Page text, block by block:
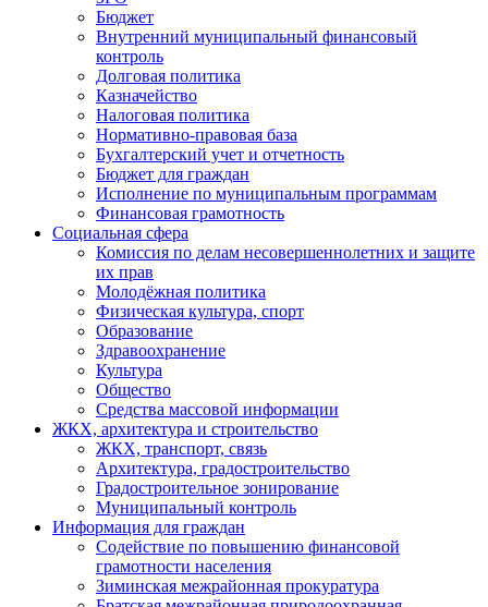
Бюджет
Внутренний муниципальный финансовый
контроль
Долговая политика
Казначейство
Налоговая политика
Нормативно-правовая база
Бухгалтерский учет и отчетность
Бюджет для граждан
Исполнение по муниципальным программам
Финансовая грамотность
Социальная сфера
Комиссия по делам несовершеннолетних и защите
их прав
Молодёжная политика
Физическая культура, спорт
Образование
Здравоохранение
Культура
Общество
Средства массовой информации
ЖКХ, архитектура и строительство
ЖКХ, транспорт, связь
Архитектура, градостроительство
Градостроительное зонирование
Муниципальный контроль
Информация для граждан
Содействие по повышению финансовой
грамотности населения
Зиминская межрайонная прокуратура